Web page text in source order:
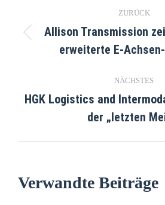
ZURÜCK
Allison Transmission
erweiterte E-
NÄCHSTES
HGK Logistics and
der „letzten
Verwandte Beiträge